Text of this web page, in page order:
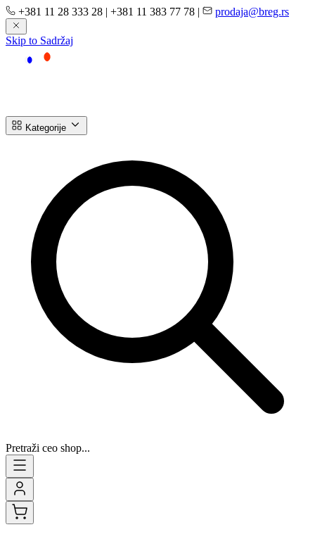
+381 11 28 333 28 | +381 11 383 77 78 | prodaja@breg.rs
Skip to Sadržaj
Kategorije
Pretraži ceo shop...